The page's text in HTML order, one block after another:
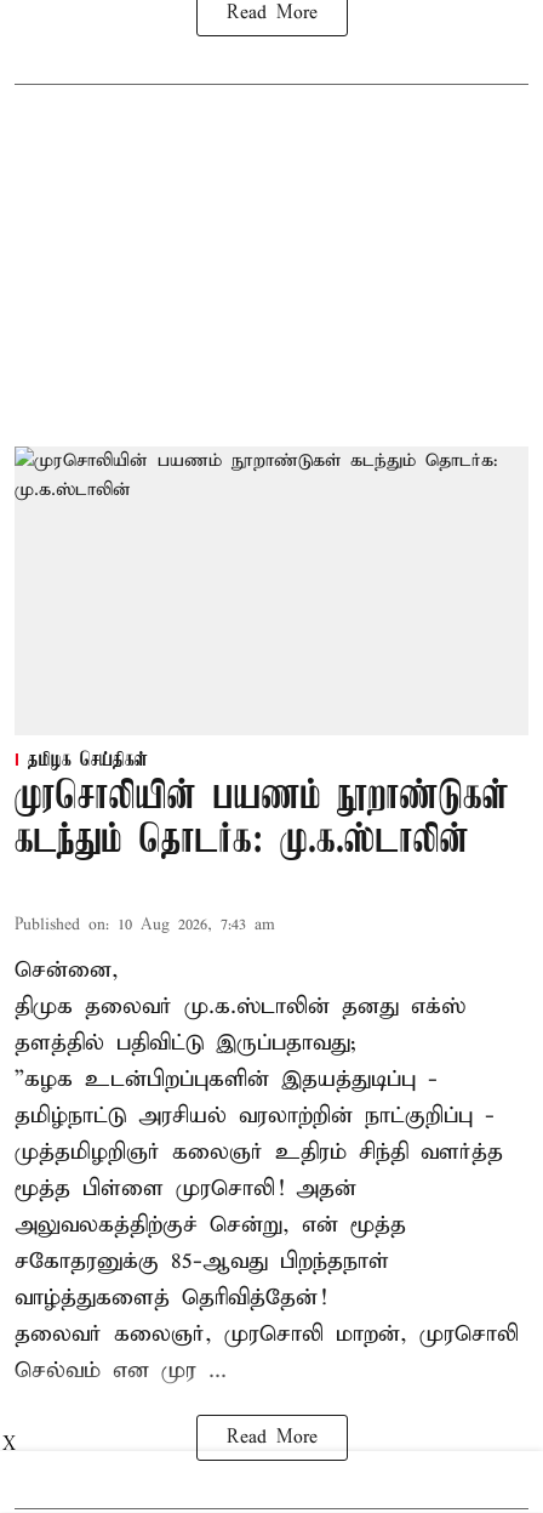
Read More
தமிழக செய்திகள்
முரசொலியின் பயணம் நூறாண்டுகள்
கடந்தும் தொடர்க: மு.க.ஸ்டாலின்
Published on: 10 Aug 2026, 7:43 am
சென்னை,
திமுக தலைவர் மு.க.ஸ்டாலின் தனது எக்ஸ்
தளத்தில் பதிவிட்டு இருப்பதாவது;
”கழக உடன்பிறப்புகளின் இதயத்துடிப்பு -
தமிழ்நாட்டு அரசியல் வரலாற்றின் நாட்குறிப்பு -
முத்தமிழறிஞர் கலைஞர் உதிரம் சிந்தி வளர்த்த
மூத்த பிள்ளை முரசொலி! அதன்
அலுவலகத்திற்குச் சென்று, என் மூத்த
சகோதரனுக்கு 85-ஆவது பிறந்தநாள்
வாழ்த்துகளைத் தெரிவித்தேன்!
தலைவர் கலைஞர், முரசொலி மாறன், முரசொலி
செல்வம் என முர ...
Read More
X